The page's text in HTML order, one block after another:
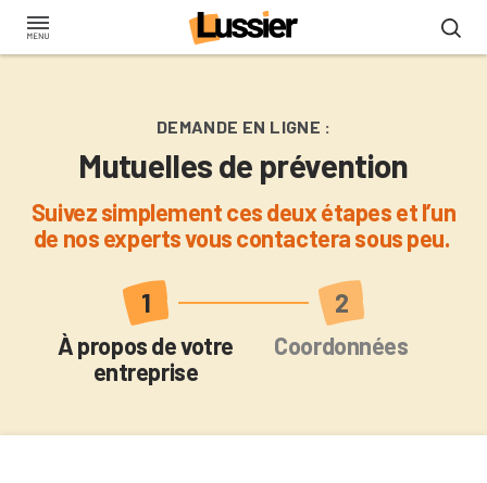
Aller
DEMANDE EN LIGNE :
Mutuelles de prévention
Suivez simplement ces deux étapes et l’un
de nos experts vous contactera sous peu.
Actuel
À propos de votre
entreprise
Coordonnées